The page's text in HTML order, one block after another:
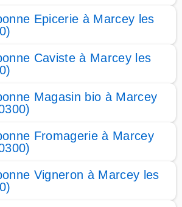
Epicerie à Marcey les
Caviste à Marcey les
Magasin bio à Marcey
Fromagerie à Marcey
Vigneron à Marcey les